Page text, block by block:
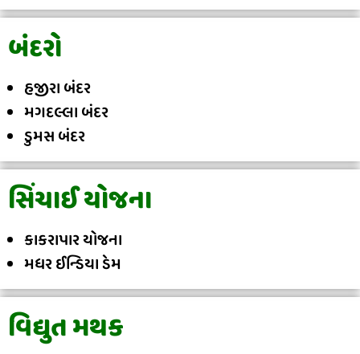
બંદરો
હજીરા બંદર
મગદલ્લા બંદર
ડુમસ બંદર
સિંચાઈ યોજના
કાકરાપાર યોજના
મધર ઈન્ડિયા ડેમ
વિદ્યુત મથક